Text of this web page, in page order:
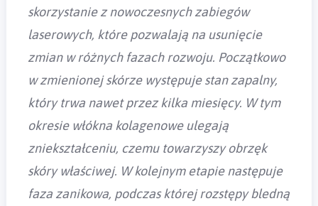
skorzystanie z nowoczesnych zabiegów
laserowych, które pozwalają na usunięcie
zmian w różnych fazach rozwoju. Początkowo
w zmienionej skórze występuje stan zapalny,
który trwa nawet przez kilka miesięcy. W tym
okresie włókna kolagenowe ulegają
zniekształceniu, czemu towarzyszy obrzęk
skóry właściwej. W kolejnym etapie następuje
faza zanikowa, podczas której rozstępy bledną